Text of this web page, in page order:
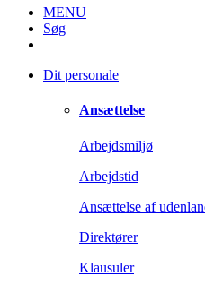
MENU
Søg
Dit personale
Ansættelse
Arbejdsmiljø
Arbejdstid
Ansættelse af
Direktører
Klausuler